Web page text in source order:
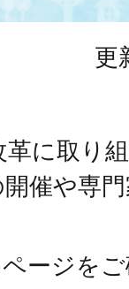
更
に取り
催や専
ージを